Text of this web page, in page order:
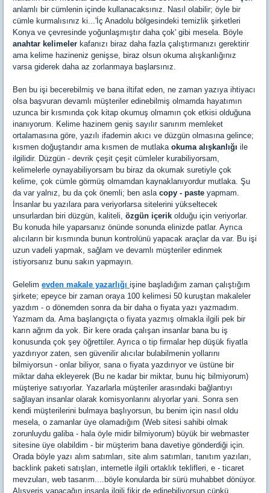
anlamlı bir cümlenin içinde kullanacaksınız. Nasıl olabilir; öyle bir
cümle kurmalısınız ki...'İç Anadolu bölgesindeki temizlik şirketleri
Konya ve çevresinde yoğunlaşmıştır daha çok' gibi mesela. Böyle
anahtar kelimeler kafanızı biraz daha fazla çalıştırmanızı gerektirir
ama kelime hazineniz genişse, biraz olsun okuma alışkanlığınız
varsa giderek daha az zorlanmaya başlarsınız.
Ben bu işi becerebilmiş ve bana iltifat eden, ne zaman yazıya ihtiyacı
olsa başvuran devamlı müşteriler edinebilmiş olmamda hayatımın
uzunca bir kısmında çok kitap okumuş olmamın çok etkisi olduğuna
inanıyorum. Kelime hazinem geniş sayılır sanırım memleket
ortalamasına göre, yazılı ifademin akıcı ve düzgün olmasına gelince;
kısmen doğuştandır ama kısmen de mutlakaokuma alışkanlığı ile
ilgilidir. Düzgün - devrik çeşit çeşit cümleler kurabiliyorsam,
kelimelerle oynayabiliyorsam bu biraz da okumak suretiyle çok
kelime, çok cümle görmüş olmamdan kaynaklanıyordur mutlaka. Şu
da var yalnız, bu da çok önemli; ben asla copy - paste yapmam.
İnsanlar bu yazılara para veriyorlarsa sitelerini yükseltecek
unsurlardan biri düzgün, kaliteli, özgün içerik olduğu için veriyorlar.
Bu konuda hile yaparsanız önünde sonunda elinizde patlar. Ayrıca
alıcıların bir kısmında bunun kontrolünü yapacak araçlar da var. Bu işi
uzun vadeli yapmak, sağlam ve devamlı müşteriler edinmek
istiyorsanız bunu sakın yapmayın.
Gelelim evden makale yazarlığı işine başladığım zaman çalıştığım
şirkete; epeyce bir zaman oraya 100 kelimesi 50 kuruştan makaleler
yazdım - o dönemden sonra da bir daha o fiyata yazı yazmadım.
Yazmam da. Ama başlangıçta o fiyata yazmış olmakla ilgili pek bir
karın ağrım da yok. Bir kere orada çalışan insanlar bana bu iş
konusunda çok şey öğrettiler. Ayrıca o tip firmalar hep düşük fiyatla
yazdırıyor zaten, sen güvenilir alıcılar bulabilmenin yollarını
bilmiyorsun - onlar biliyor, sana o fiyata yazdırıyor ve üstüne bir
miktar daha ekleyerek (Bu ne kadar bir miktar, bunu hiç bilmiyorum)
müşteriye satıyorlar. Yazarlarla müşteriler arasındaki bağlantıyı
sağlayan insanlar olarak komisyonlarını alıyorlar yani. Sonra sen
kendi müşterilerini bulmaya başlıyorsun, bu benim için nasıl oldu
mesela, o zamanlar üye olamadığım (Web sitesi sahibi olmak
zorunluydu galiba - hala öyle midir bilmiyorum) büyük bir webmaster
sitesine üye olabildim - bir müşterim bana davetiye gönderdiği için.
Orada böyle yazı alım satımları, site alım satımları, tanıtım yazıları,
backlink paketi satışları, internetle ilgili ortaklık teklifleri, e - ticaret
mevzuları, web tasarım....böyle konularda bir sürü muhabbet dönüyor.
Alışveriş yapacağın insanla ilgili fikir de edinebiliyorsun çünkü